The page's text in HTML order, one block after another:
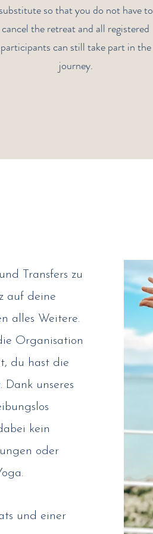
substitute so that you do not have to
cancel the retreat and all registered
participants can still take part in the
journey.
Transfers zu
auf deine
alles Weitere.
Organisation
du hast die
Dank unseres
kein
oder
und einer